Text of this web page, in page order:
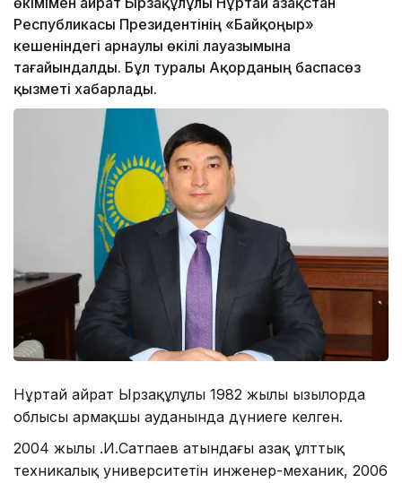
Республикасы Президентінің «Байқоңыр»
кешеніндегі арнаулы өкілі лауазымына
тағайындалды. Бұл туралы Ақорданың баспасөз
қызметі хабарлады.
Нұртай Қайрат Ырзақұлұлы 1982 жылы Қызылорда
облысы Қармақшы ауданында дүниеге келген.
2004 жылы Қ.И.Сатпаев атындағы Қазақ ұлттық
техникалық университетін инженер-механик, 2006